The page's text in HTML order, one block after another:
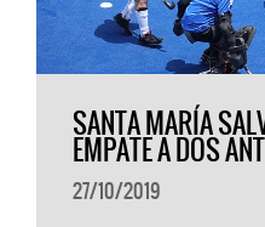
SANTA MARÍA
EMPATE A DOS
27/10/2019